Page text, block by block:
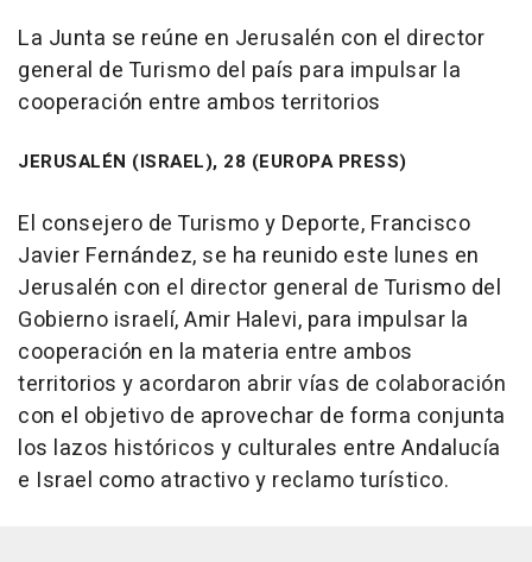
La Junta se reúne en Jerusalén con el director
general de Turismo del país para impulsar la
cooperación entre ambos territorios
JERUSALÉN (ISRAEL), 28 (EUROPA PRESS)
El consejero de Turismo y Deporte, Francisco
Javier Fernández, se ha reunido este lunes en
Jerusalén con el director general de Turismo del
Gobierno israelí, Amir Halevi, para impulsar la
cooperación en la materia entre ambos
territorios y acordaron abrir vías de colaboración
con el objetivo de aprovechar de forma conjunta
los lazos históricos y culturales entre Andalucía
e Israel como atractivo y reclamo turístico.